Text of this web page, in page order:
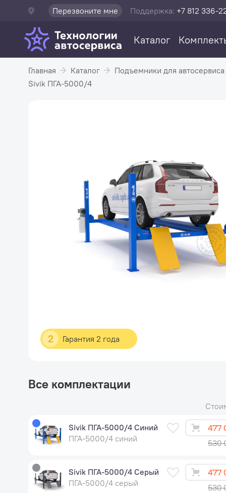
Перезвоните мне Поддержка: +7 812 336-
Каталог
Главная Каталог
Подъемники для автосервиса
Sivik ПГА-5000/4
2 Гарантия 2 года
Все комплектации
Sivik ПГА-5000/4 Синий
ПГА-5000/4 синий
477
530
Sivik ПГА-5000/4 Серый
ПГА-5000/4 серый
477
530